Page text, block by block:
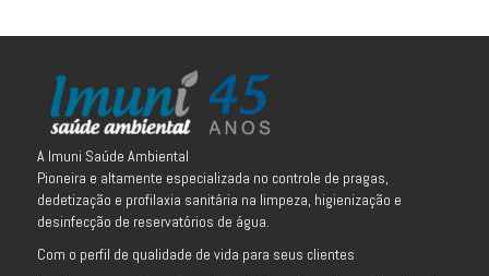
A Imuni Saúde Ambiental
Pioneira e altamente especializada no controle de pragas,
dedetização e profilaxia sanitária na limpeza, higienização e
desinfecção de reservatórios de água.
Com o perfil de qualidade de vida para seus clientes